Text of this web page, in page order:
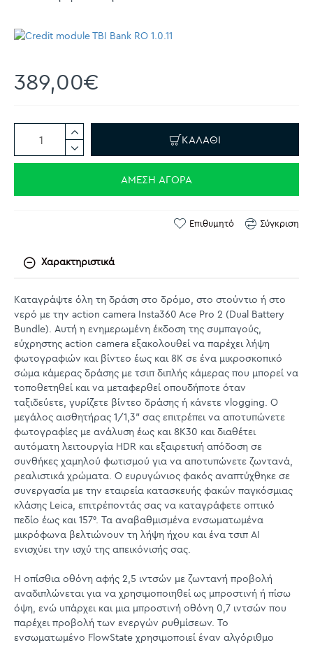
389,00€
ΚΑΛΆΘΙ
ΆΜΕΣΗ ΑΓΟΡΆ
Επιθυμητό Σύγκριση
Χαρακτηριστικά
Καταγράψτε όλη τη δράση στο δρόμο, στο στούντιο ή στο
νερό με την action camera Insta360 Ace Pro 2 (Dual Battery
Bundle). Αυτή η ενημερωμένη έκδοση της συμπαγούς,
εύχρηστης action camera εξακολουθεί να παρέχει λήψη
φωτογραφιών και βίντεο έως και 8K σε ένα μικροσκοπικό
σώμα κάμερας δράσης με τσιπ διπλής κάμερας που μπορεί να
τοποθετηθεί και να μεταφερθεί οπουδήποτε όταν
ταξιδεύετε, γυρίζετε βίντεο δράσης ή κάνετε vlogging. Ο
μεγάλος αισθητήρας 1/1,3" σας επιτρέπει να αποτυπώνετε
φωτογραφίες με ανάλυση έως και 8K30 και διαθέτει
αυτόματη λειτουργία HDR και εξαιρετική απόδοση σε
συνθήκες χαμηλού φωτισμού για να αποτυπώνετε ζωντανά,
ρεαλιστικά χρώματα. Ο ευρυγώνιος φακός αναπτύχθηκε σε
συνεργασία με την εταιρεία κατασκευής φακών παγκόσμιας
κλάσης Leica, επιτρέποντάς σας να καταγράφετε οπτικό
πεδίο έως και 157°. Τα αναβαθμισμένα ενσωματωμένα
μικρόφωνα βελτιώνουν τη λήψη ήχου και ένα τσιπ AI
ενισχύει την ισχύ της απεικόνισής σας.
Η οπίσθια οθόνη αφής 2,5 ιντσών με ζωντανή προβολή
αναδιπλώνεται για να χρησιμοποιηθεί ως μπροστινή ή πίσω
όψη, ενώ υπάρχει και μια μπροστινή οθόνη 0,7 ιντσών που
παρέχει προβολή των ενεργών ρυθμίσεων. Το
ενσωματωμένο FlowState χρησιμοποιεί έναν αλγόριθμο